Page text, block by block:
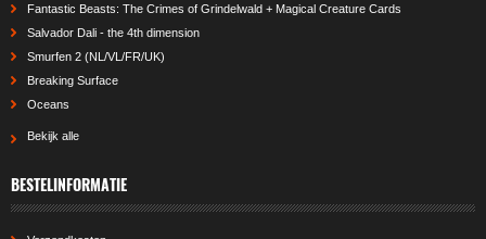
Fantastic Beasts: The Crimes of Grindelwald + Magical Creature Cards
Salvador Dali - the 4th dimension
Smurfen 2 (NL/VL/FR/UK)
Breaking Surface
Oceans
Bekijk alle
BESTELINFORMATIE